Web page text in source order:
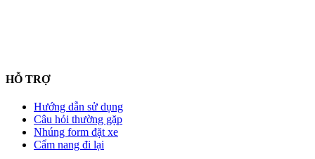
HỖ TRỢ
Hướng dẫn sử dụng
Câu hỏi thường gặp
Nhúng form đặt xe
Cẩm nang đi lại